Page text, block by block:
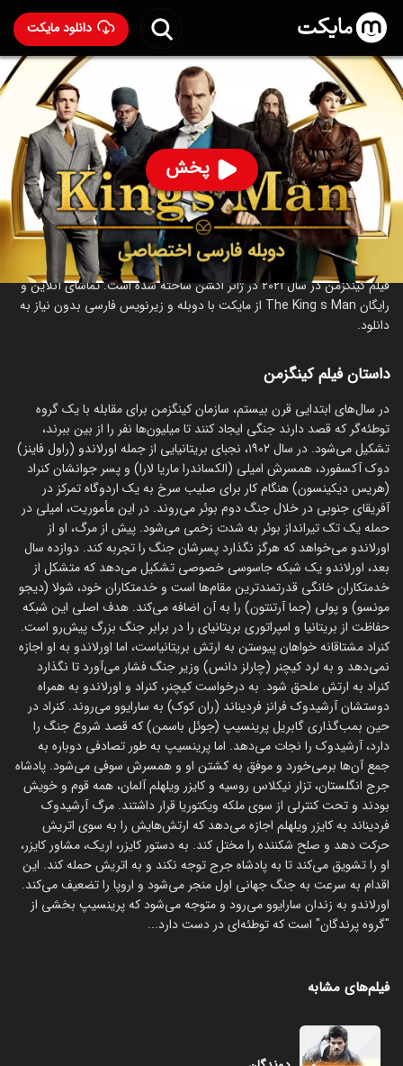
دانلود مایکت
پخش
فیلم کینگزمن با دوبله فارسی- The King's Man 2021
۲۴۱ 89% ۶.۳
ساخت بریتانیا سال 2021
رده سنی ۱۸+
اکشن
ماجراجویی
درباره فیلم کینگزمن
فیلم کینگزمن در سال 2021 در ژانر اکشن ساخته شده است. تماشای آنلاین و
رایگان The King s Man از مایکت با دوبله و زیرنویس فارسی بدون نیاز به
دانلود.
داستان فیلم کینگزمن
در سال‌های ابتدایی قرن بیستم، سازمان کینگزمن برای مقابله با یک گروه
توطئه‌گر که قصد دارند جنگی ایجاد کنند تا میلیون‌ها نفر را از بین ببرند،
تشکیل می‌شود. در سال ۱۹۰۲، نجبای بریتانیایی از جمله اورلاندو (راول فاینز)
دوک آکسفورد، همسرش امیلی (الکساندرا ماریا لارا) و پسر جوانشان کنراد
(هریس دیکینسون) هنگام کار برای صلیب سرخ به یک اردوگاه تمرکز در
آفریقای جنوبی در خلال جنگ دوم بوئر می‌روند. در این مأموریت، امیلی در
حمله یک تک تیرانداز بوئر به شدت زخمی می‌شود. پیش از مرگ، او از
اورلاندو می‌خواهد که هرگز نگذارد پسرشان جنگ را تجربه کند. دوازده سال
بعد، اورلاندو یک شبکه جاسوسی خصوصی تشکیل می‌دهد که متشکل از
خدمتکاران خانگی قدرتمندترین مقام‌ها است و خدمتکاران خود، شولا (دیجو
مونسو) و پولی (جما آرتنتون) را به آن اضافه می‌کند. هدف اصلی این شبکه
حفاظت از بریتانیا و امپراتوری بریتانیای را در برابر جنگ بزرگ پیش‌رو است.
کنراد مشتاقانه خواهان پیوستن به ارتش بریتانیاست، اما اورلاندو به او اجازه
نمی‌دهد و به لرد کیچنر (چارلز دانس) وزیر جنگ فشار می‌آورد تا نگذارد
کنراد به ارتش ملحق شود. به درخواست کیچنر، کنراد و اورلاندو به همراه
دوستشان آرشیدوک فرانز فردیناند (ران کوک) به سارایوو می‌روند. کنراد در
حین بمب‌گذاری گابریل پرینسیپ (جوئل باسمن) که قصد شروع جنگ را
دارد، آرشیدوک را نجات می‌دهد. اما پرینسیپ به طور تصادفی دوباره به
جمع آن‌ها برمی‌خورد و موفق به کشتن او و همسرش سوفی می‌شود. پادشاه
جرج انگلستان، تزار نیکلاس روسیه و کایزر ویلهلم آلمان، همه قوم و خویش
بودند و تحت کنترلی از سوی ملکه ویکتوریا قرار داشتند. مرگ آرشیدوک
فردیناند به کایزر ویلهلم اجازه می‌دهد که ارتش‌هایش را به سوی اتریش
حرکت دهد و صلح شکننده را مختل کند. به دستور کایزر، اریک، مشاور کایزر،
او را تشویق می‌کند تا به پادشاه جرج توجه نکند و به اتریش حمله کند. این
اقدام به سرعت به جنگ جهانی اول منجر می‌شود و اروپا را تضعیف می‌کند.
اورلاندو به زندان سارایوو می‌رود و متوجه می‌شود که پرینسیپ بخشی از
"گروه پرندگان" است که توطئه‌ای در دست دارد...
فیلم‌های مشابه